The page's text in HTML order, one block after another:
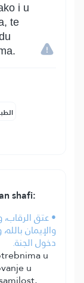
i u
te
shafi:
• عتق
والإيمان
دخول الجنة.
u
u